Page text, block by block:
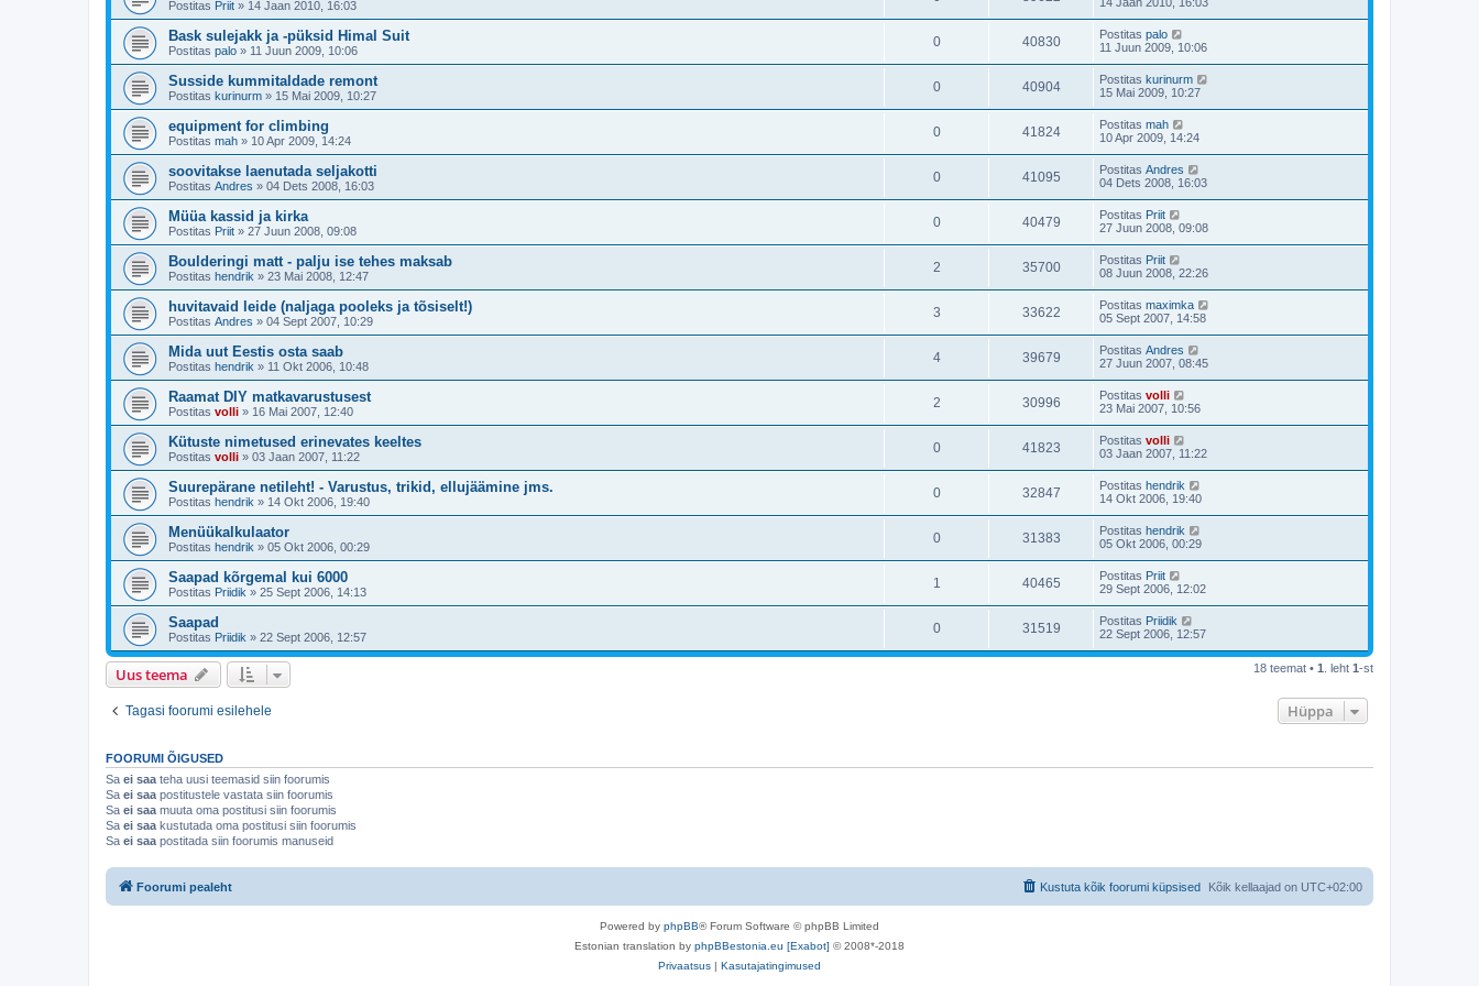
Postitas Priit » 14 Jaan 2010, 16:03
Bask sulejakk ja -püksid Himal Suit
Postitas palo » 11 Juun 2009, 10:06
0 40830 Postitas palo
11 Juun 2009, 10:06
Susside kummitaldade remont
Postitas kurinurm » 15 Mai 2009, 10:27
0 40904 Postitas kurinurm
15 Mai 2009, 10:27
equipment for climbing
Postitas mah » 10 Apr 2009, 14:24
0 41824 Postitas mah
10 Apr 2009, 14:24
soovitakse laenutada seljakotti
Postitas Andres » 04 Dets 2008, 16:03
0 41095 Postitas Andres
04 Dets 2008, 16:03
Müüa kassid ja kirka
Postitas Priit » 27 Juun 2008, 09:08
0 40479 Postitas Priit
27 Juun 2008, 09:08
Boulderingi matt - palju ise tehes maksab
Postitas hendrik » 23 Mai 2008, 12:47
2 35700 Postitas Priit
08 Juun 2008, 22:26
huvitavaid leide (naljaga pooleks ja tõsiselt!)
Postitas Andres » 04 Sept 2007, 10:29
3 33622 Postitas maximka
05 Sept 2007, 14:58
Mida uut Eestis osta saab
Postitas hendrik » 11 Okt 2006, 10:48
4 39679 Postitas Andres
27 Juun 2007, 08:45
Raamat DIY matkavarustusest
Postitas volli » 16 Mai 2007, 12:40
2 30996 Postitas volli
23 Mai 2007, 10:56
Kütuste nimetused erinevates keeltes
Postitas volli » 03 Jaan 2007, 11:22
0 41823 Postitas volli
03 Jaan 2007, 11:22
Suurepärane netileht! - Varustus, trikid, ellujäämine jms.
Postitas hendrik » 14 Okt 2006, 19:40
0 32847 Postitas hendrik
14 Okt 2006, 19:40
Menüükalkulaator
Postitas hendrik » 05 Okt 2006, 00:29
0 31383 Postitas hendrik
05 Okt 2006, 00:29
Saapad kõrgemal kui 6000
Postitas Priidik » 25 Sept 2006, 14:13
1 40465 Postitas Priit
29 Sept 2006, 12:02
Saapad
Postitas Priidik » 22 Sept 2006, 12:57
0 31519 Postitas Priidik
22 Sept 2006, 12:57
Uus teema 18 teemat • 1 . leht 1-st
Tagasi foorumi esilehele Hüppa
FOORUMI ÕIGUSED
Sa ei saa teha uusi teemasid siin foorumis
Sa ei saa postitustele vastata siin foorumis
Sa ei saa muuta oma postitusi siin foorumis
Sa ei saa kustutada oma postitusi siin foorumis
Sa ei saa postitada siin foorumis manuseid
Foorumi pealeht Kõik kellaajad on UTC+02:00
Kustuta kõik foorumi küpsised
Powered by phpBB® Forum Software © phpBB Limited
Estonian translation by phpBBestonia.eu [Exabot] © 2008*-2018
Privaatsus | Kasutajatingimused